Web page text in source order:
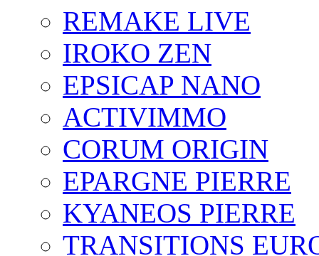
REMAKE LIVE
IROKO ZEN
EPSICAP NANO
ACTIVIMMO
CORUM ORIGIN
EPARGNE PIERRE
KYANEOS PIERRE
TRANSITIONS